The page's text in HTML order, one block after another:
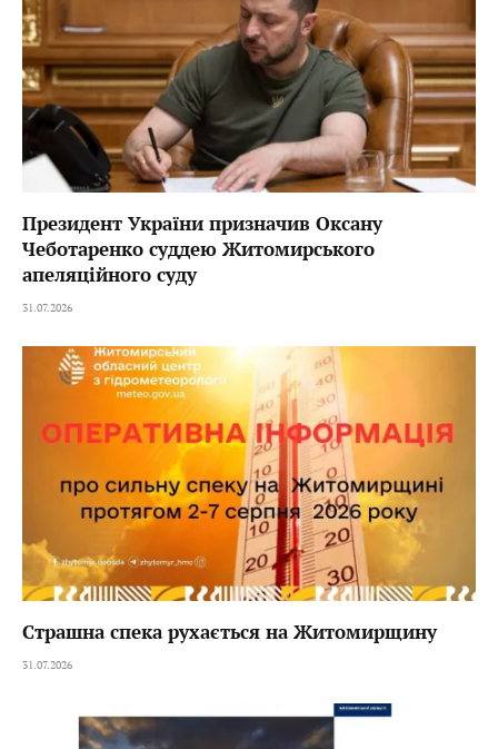
Президент України призначив Оксану
Чеботаренко суддею Житомирського
апеляційного суду
31.07.2026
Страшна спека рухається на Житомирщину
31.07.2026